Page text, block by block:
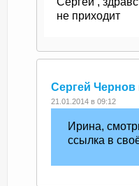
не приходит
Сергей Чернов
21.01.2014 в 09:12
Ирина,
ссылка в